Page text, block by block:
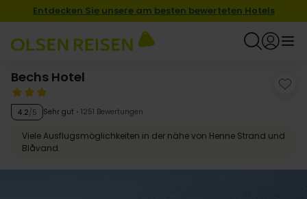
Entdecken Sie unsere am besten bewerteten Hotels
Bechs Hotel
4.2/5 Sehr gut 1251 Bewertungen
Viele Ausflugsmöglichkeiten in der nähe von Henne Strand und
Blåvand.